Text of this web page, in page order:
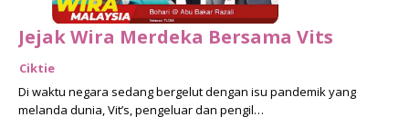
Jejak Wira Merdeka Bersama Vits
Ciktie
Di waktu negara sedang bergelut dengan isu pandemik yang
melanda dunia, Vit’s, pengeluar dan pengil…